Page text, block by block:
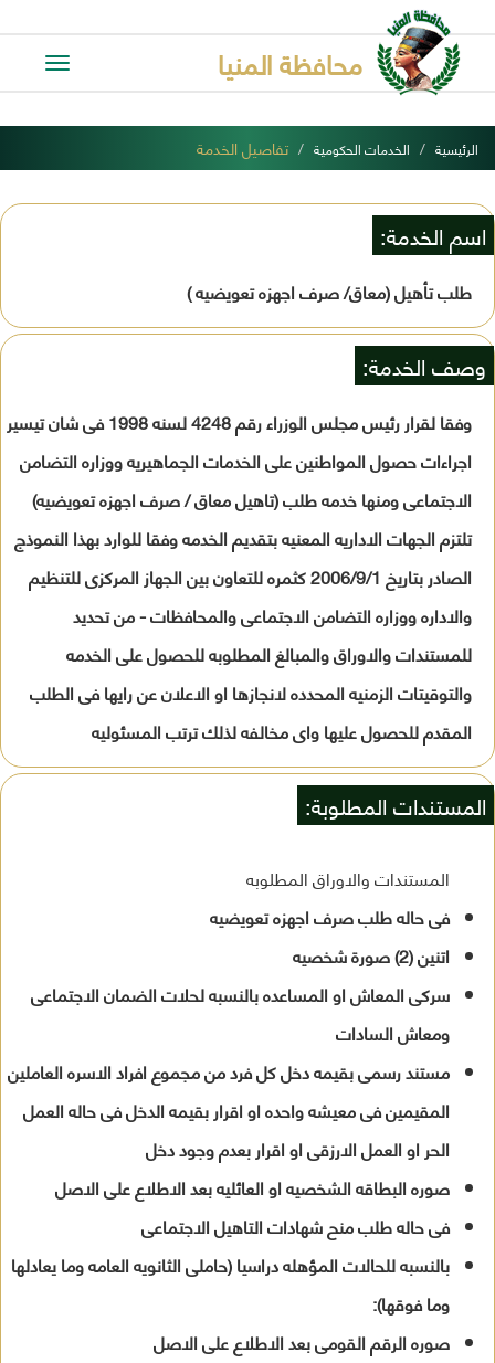
Toggle
محافظة المنيا
الرئيسية الخدمات الحكومية تفاصيل الخدمة
اسم الخدمة:
طلب تأهيل (معاق/ صرف اجهزه تعويضيه )
وصف الخدمة:
وفقا لقرار رئيس مجلس الوزراء رقم 4248 لسنه 1998 فى شان تيسير
اجراءات حصول المواطنين على الخدمات الجماهيريه ووزاره التضامن
الاجتماعى ومنها خدمه طلب (تاهيل معاق / صرف اجهزه تعويضيه)
تلتزم الجهات الاداريه المعنيه بتقديم الخدمه وفقا للوارد بهذا النموذج
الصادر بتاريخ 2006/9/1 كثمره للتعاون بين الجهاز المركزى للتنظيم
والاداره ووزاره التضامن الاجتماعى والمحافظات - من تحديد
للمستندات والاوراق والمبالغ المطلوبه للحصول على الخدمه
والتوقيتات الزمنيه المحدده لانجازها او الاعلان عن رايها فى الطلب
المقدم للحصول عليها واى مخالفه لذلك ترتب المسئوليه
المستندات المطلوبة:
المستندات والاوراق المطلوبه
فى حاله طلب صرف اجهزه تعويضيه
اتنين (2) صورة شخصيه
سركى المعاش او المساعده بالنسبه لحلات الضمان الاجتماعى
ومعاش السادات
مستند رسمى بقيمه دخل كل فرد من مجموع افراد الاسره العاملين
المقيمين فى معيشه واحده او اقرار بقيمه الدخل فى حاله العمل
الحر او العمل الارزقى او اقرار بعدم وجود دخل
صوره البطاقه الشخصيه او العائليه بعد الاطلاع على الاصل
فى حاله طلب منح شهادات التاهيل الاجتماعى
بالنسبه للحالات المؤهله دراسيا (حاملى الثانويه العامه وما يعادلها
وما فوقها):
صوره الرقم القومى بعد الاطلاع على الاصل